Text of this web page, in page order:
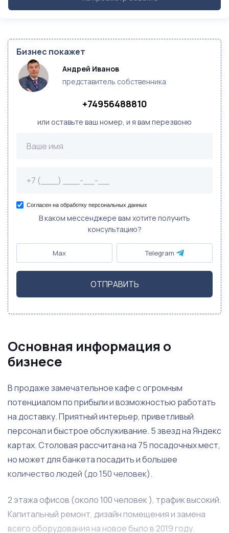
Бизнес покажет
Андрей Иванов
представитель собственника
+74956488810
или оставьте ваш номер, и я вам перезвоню
Согласен на обработку персональных данных
В каком мессенджере вам хотите получить
консультацию?
Max Telegram
ОТПРАВИТЬ
Основная информация о
бизнесе
В продаже замечательное кафе с огромным
потенциалом по прибыли и возможностью работать
на доставку. Приятный интерьер, приветливый
персонал и быстрое обслуживание. 5 звезд на Яндекс
картах. Столовая рассчитана на 75 посадочных мест,
но может для банкета посадить и большее
количество людей (до 150 человек).
2 этажа офисов (около 100 человек ), трафик высокий.
Капитальный ремонт, дизайн помещения и замена
всего оборудования на новое было в 2019 году.